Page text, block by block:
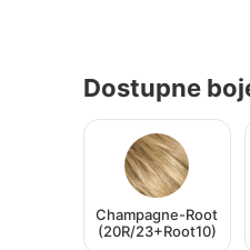
Dostupne
Champagne-Root
(20R/23+Root10)